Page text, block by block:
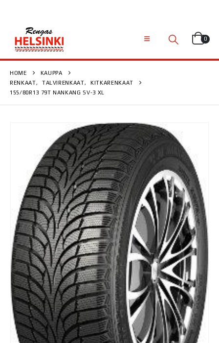
0
HOME
KAUPPA
RENKAAT, TALVIRENKAAT,
KITKARENKAAT
155/80R13 79T NANKANG SV-3 XL